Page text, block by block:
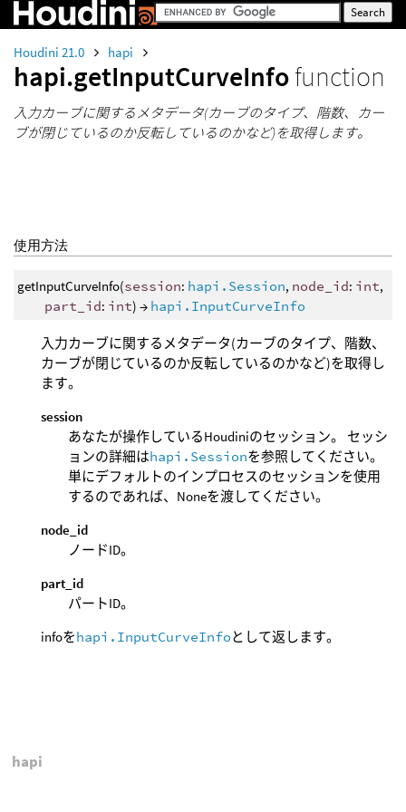
Houdini 21.0 hapi
hapi.getInputCurveInfofunction
入力カーブに関するメタデータ(カーブのタイプ、階数、カー
ブが閉じているのか反転しているのかなど)を取得します。
使用方法
getInputCurveInfo(session: hapi.Session, node_id: int,
part_id: int) → hapi.InputCurveInfo
入力カーブに関するメタデータ(カーブのタイプ、階数、
カーブが閉じているのか反転しているのかなど)を取得し
ます。
session
あなたが操作しているHoudiniのセッション。 セッシ
ョンの詳細はhapi.Sessionを参照してください。
単にデフォルトのインプロセスのセッションを使用
するのであれば、Noneを渡してください。
node_id
ノードID。
part_id
パートID。
infoをhapi.InputCurveInfoとして返します。
hapi